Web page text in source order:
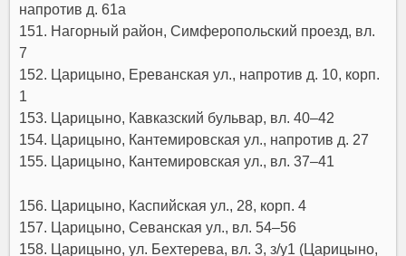
напротив д. 61а
151. Нагорный район, Симферопольский проезд, вл.
7
152. Царицыно, Ереванская ул., напротив д. 10, корп.
1
153. Царицыно, Кавказский бульвар, вл. 40–42
154. Царицыно, Кантемировская ул., напротив д. 27
155. Царицыно, Кантемировская ул., вл. 37–41
156. Царицыно, Каспийская ул., 28, корп. 4
157. Царицыно, Севанская ул., вл. 54–56
158. Царицыно, ул. Бехтерева, вл. 3, з/у1 (Царицыно,